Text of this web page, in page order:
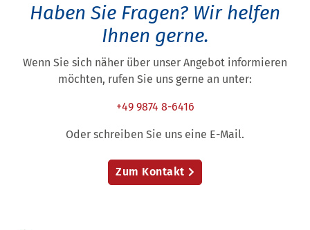
Haben Sie Fragen? Wir helfen
Ihnen gerne.
Wenn Sie sich näher über unser Angebot informieren
möchten, rufen Sie uns gerne an unter:
+49 9874 8-6416
Oder schreiben Sie uns eine E-Mail.
Zum Kontakt